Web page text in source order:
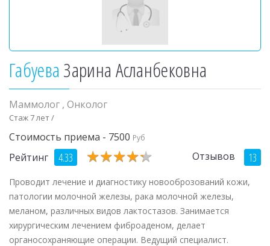
Габуева Зарина Асланбековна
Маммолог , Онколог
Стаж 7 лет /
Стоимость приема - 7500 Руб
Рейтинг 4.33 ★★★★★
★★★★★ Отзывов 13
Проводит лечение и диагностику новооброзований кожи,
патологии молочной железы, рака молочной железы,
меланом, различных видов лактостазов. Занимается
хирургическим лечением фиброаденом, делает
органосохраняющие операции. Ведущий специалист.